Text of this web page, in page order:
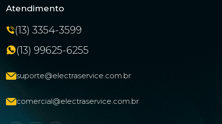
Atendimento
(13) 3354-3599
(13) 99625-6255
suporte@electraservice.com.br
comercial@electraservice.com.br